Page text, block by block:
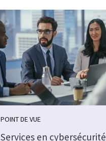
POINT DE VUE
Services en cybersécurité